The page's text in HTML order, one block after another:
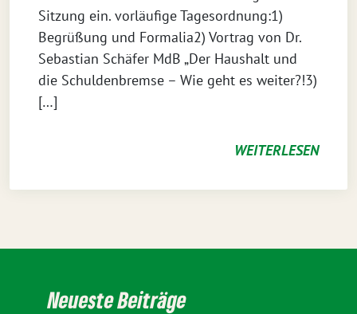
Sitzung ein. vorläufige Tagesordnung:1)
Begrüßung und Formalia2) Vortrag von Dr.
Sebastian Schäfer MdB „Der Haushalt und
die Schuldenbremse – Wie geht es weiter?!3)
[…]
WEITERLESEN
Neueste Beiträge